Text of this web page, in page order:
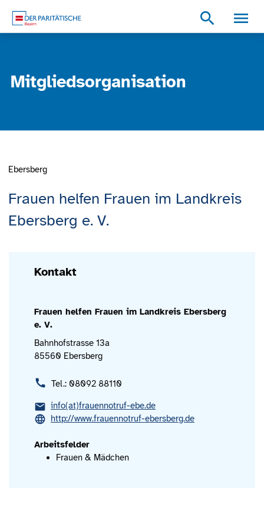
search
Mitgliedsorganisation
Frauen helfen Frauen im Landkreis
Ebersberg e. V.
Ebersberg
Kontakt
Frauen helfen Frauen im Landkreis Ebersberg
e. V.
Bahnhofstrasse 13a
85560 Ebersberg
Tel.: 08092 88110
info(at)frauennotruf-ebe.de
http://www.frauennotruf-ebersberg.de
Arbeitsfelder
Frauen & Mädchen